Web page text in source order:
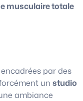
musculaire totale
encadrées par des
un studio
ambiance